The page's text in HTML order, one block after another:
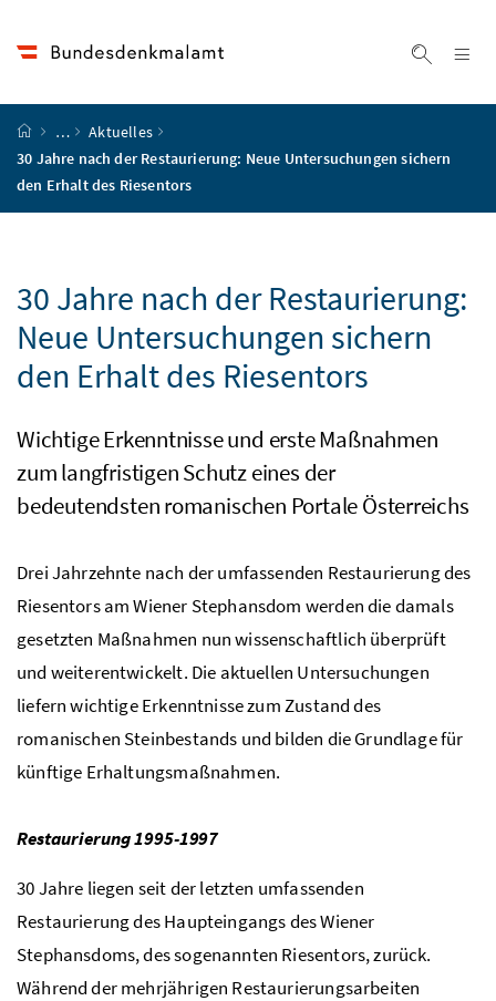
Startseite
…
Aktuelles
30 Jahre nach der Restaurierung: Neue Untersuchungen sichern
den Erhalt des Riesentors
30 Jahre nach der Restaurierung:
Neue Untersuchungen sichern
den Erhalt des Riesentors
Wichtige Erkenntnisse und erste Maßnahmen
zum langfristigen Schutz eines der
bedeutendsten romanischen Portale Österreichs
Drei Jahrzehnte nach der umfassenden Restaurierung des
Riesentors am Wiener Stephansdom werden die damals
gesetzten Maßnahmen nun wissenschaftlich überprüft
und weiterentwickelt. Die aktuellen Untersuchungen
liefern wichtige Erkenntnisse zum Zustand des
romanischen Steinbestands und bilden die Grundlage für
künftige Erhaltungsmaßnahmen.
Restaurierung 1995-1997
30 Jahre liegen seit der letzten umfassenden
Restaurierung des Haupteingangs des Wiener
Stephansdoms, des sogenannten Riesentors, zurück.
Während der mehrjährigen Restaurierungsarbeiten